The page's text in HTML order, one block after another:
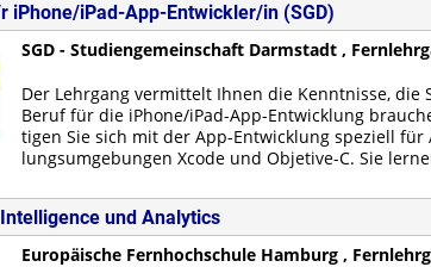
iPhone/iPad-App-Entwickler/in (SGD)
SGD - Studiengemeinschaft Darmstadt ,
Der Lehr­gang ver­mit­telt Ih­nen die Kennt­nis­se, die
Be­ruf für die iPho­ne/iPad-App-Ent­wick­lung
ti­gen Sie sich mit der App-Ent­wick­lung spe­zi­ell
lungs­um­ge­bun­gen Xcode und Ob­je­ti­ve-C. Sie
und Analytics
Europäische Fernhochschule Hamburg ,